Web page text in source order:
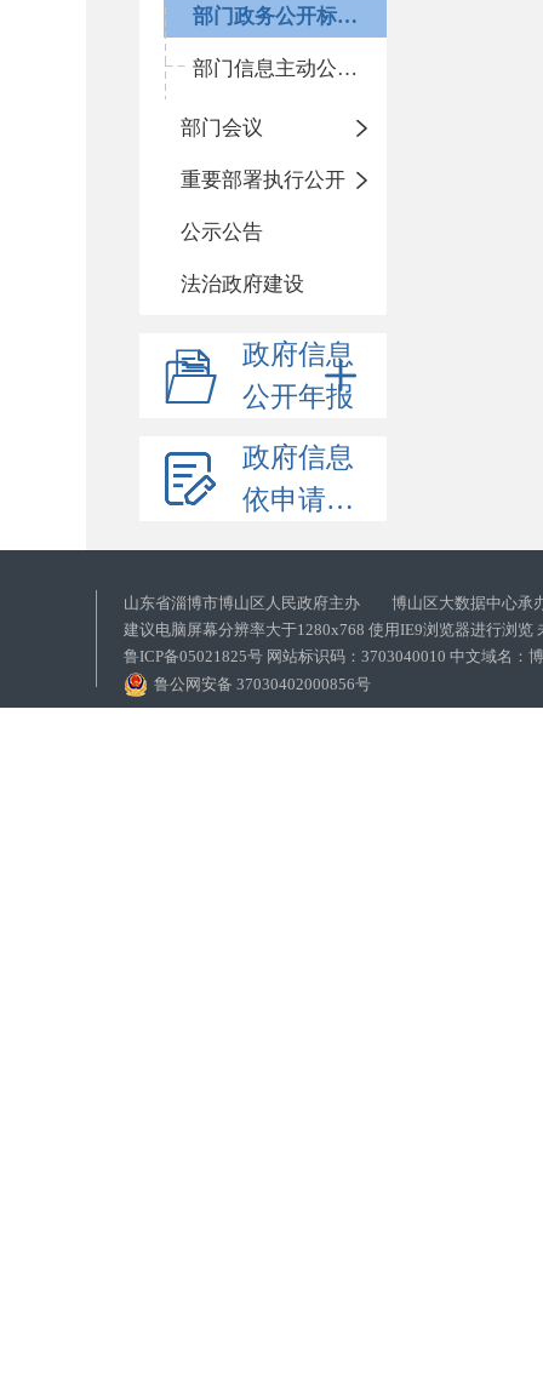
部门政务公开标准化目录
部门信息主动公开基本目录
部门会议
重要部署执行公开
公示公告
法治政府建设
政府信息
公开年报
政府信息
依申请公开
山东省淄博市博山区人民政府主办 博山区大数据中心承
建议电脑屏幕分辨率大于1280x768 使用IE9浏览器进行浏览
鲁ICP备05021825号 网站标识码：3703040010 中文域名：
鲁公网安备 37030402000856号